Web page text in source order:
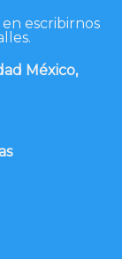
escribirnos
México,